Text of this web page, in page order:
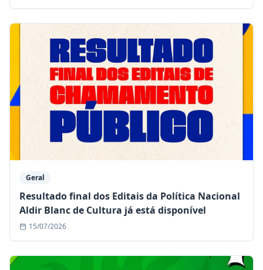
Geral
Resultado final dos Editais da Política Nacional
Aldir Blanc de Cultura já está disponível
15/07/2026